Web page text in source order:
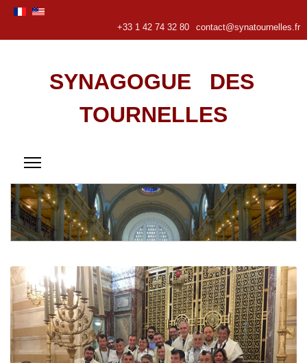
+33 1 42 74 32 80 contact@synatournelles.fr
SYNAGOGUE DES
TOURNELLES